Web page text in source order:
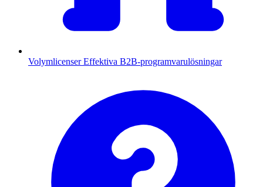
Volymlicenser Effektiva B2B-programvarulösningar